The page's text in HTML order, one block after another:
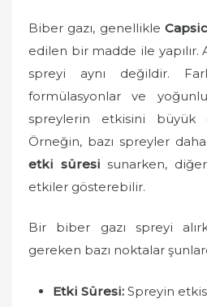
Biber gazı, genellikle
edilen bir madde ile yapılır.
spreyi aynı değildir.
formülasyonlar ve
spreylerin etkisini büyük
Örneğin, bazı spreyler
etki süresi sunarken,
etkiler gösterebilir.
Bir biber gazı spreyi
gereken bazı noktalar
Etki Süresi: Spreyin